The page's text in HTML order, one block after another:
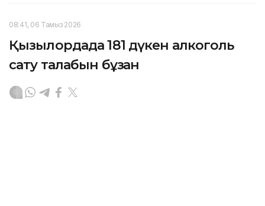
08:41, 06 Тамыз 2026
Қызылордада 181 дүкен алкоголь
сату талабын бұзған